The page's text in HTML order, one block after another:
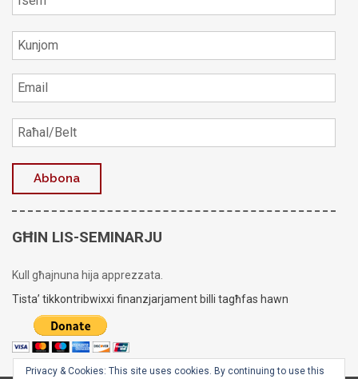
GĦIN LIS-SEMINARJU
Kull għajnuna hija apprezzata.
Tista’ tikkontribwixxi finanzjarjament billi tagħfas hawn
Privacy & Cookies: This site uses cookies. By continuing to use this